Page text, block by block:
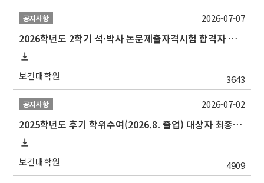
공지사항
2026학년도 2학기 석·박사 논문제출자격시험 합격자 공고(TSQ Exam Result)
보건대학원 3643
2026-07-07
공지사항
2025학년도 후기 학위수여(2026.8. 졸업) 대상자 최종인준 논문 제출 안내
보건대학원 4909
2026-07-02